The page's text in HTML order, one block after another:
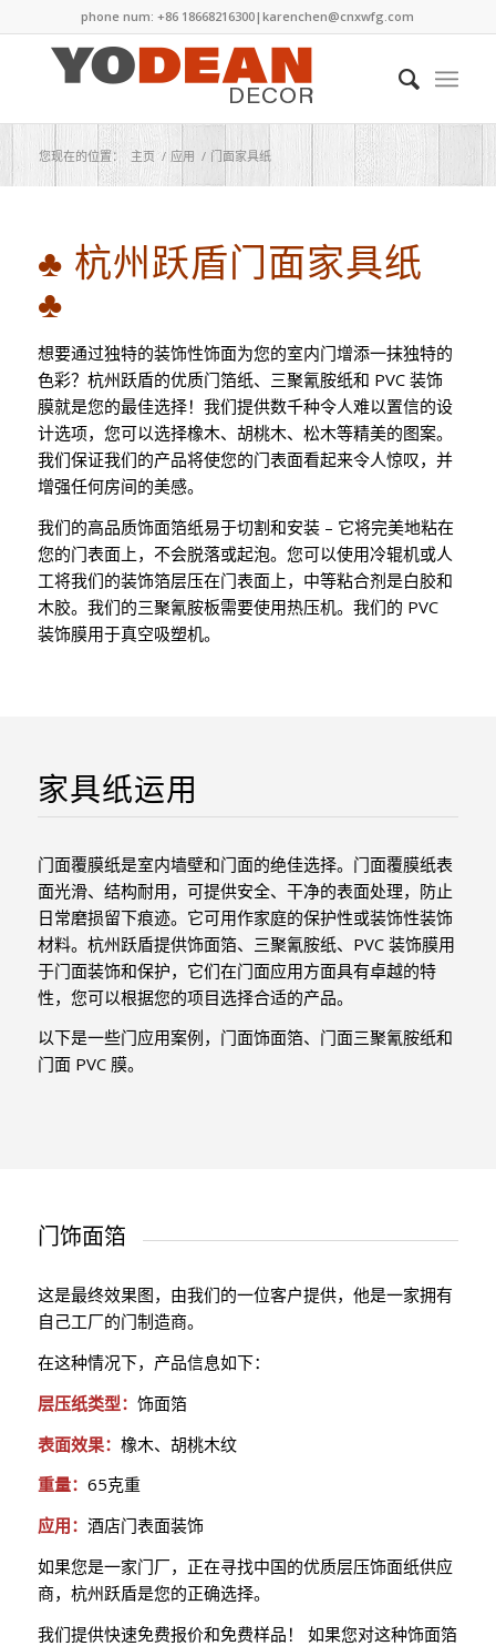
phone num: +86 18668216300|karenchen@cnxwfg.com
您现在的位置： 主页 / 应用 / 门面家具纸
♣ 杭州跃盾门面家具纸
♣
想要通过独特的装饰性饰面为您的室内门增添一抹独特的
色彩？杭州跃盾的优质门箔纸、三聚氰胺纸和 PVC 装饰
膜就是您的最佳选择！我们提供数千种令人难以置信的设
计选项，您可以选择橡木、胡桃木、松木等精美的图案。
我们保证我们的产品将使您的门表面看起来令人惊叹，并
增强任何房间的美感。
我们的高品质饰面箔纸易于切割和安装 – 它将完美地粘在
您的门表面上，不会脱落或起泡。您可以使用冷辊机或人
工将我们的装饰箔层压在门表面上，中等粘合剂是白胶和
木胶。我们的三聚氰胺板需要使用热压机。我们的 PVC
装饰膜用于真空吸塑机。
家具纸运用
门面覆膜纸是室内墙壁和门面的绝佳选择。门面覆膜纸表
面光滑、结构耐用，可提供安全、干净的表面处理，防止
日常磨损留下痕迹。它可用作家庭的保护性或装饰性装饰
材料。杭州跃盾提供饰面箔、三聚氰胺纸、PVC 装饰膜用
于门面装饰和保护，它们在门面应用方面具有卓越的特
性，您可以根据您的项目选择合适的产品。
以下是一些门应用案例，门面饰面箔、门面三聚氰胺纸和
门面 PVC 膜。
门饰面箔
这是最终效果图，由我们的一位客户提供，他是一家拥有
自己工厂的门制造商。
在这种情况下，产品信息如下：
层压纸类型： 饰面箔
表面效果： 橡木、胡桃木纹
重量： 65克重
应用： 酒店门表面装饰
如果您是一家门厂，正在寻找中国的优质层压饰面纸供应
商，杭州跃盾是您的正确选择。
我们提供快速免费报价和免费样品！ 如果您对这种饰面箔